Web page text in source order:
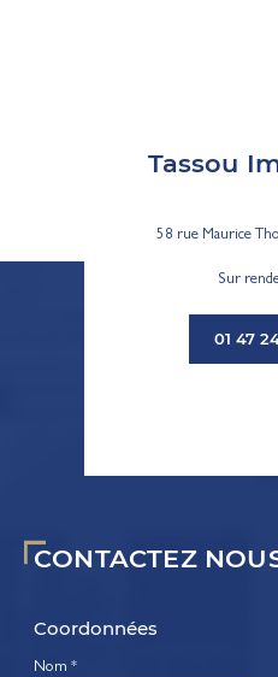
CONTACTEZ
Coordonnées
Nom *
Tassou
58 rue Maurice
Sur
01 47